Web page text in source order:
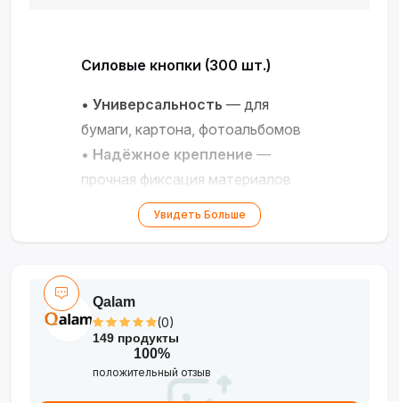
Силовые кнопки (300 шт.)
• Универсальность — для
бумаги, картона, фотоальбомов
• Надёжное крепление —
прочная фиксация материалов
Удобная упаковка—
пластиковая банка для хранения
Экономия
комплекте
Идеальное решение для
скрапбукинга и творческих
Увидеть Больше
Qalam
(0)
149 продукты
100%
положительный отзыв